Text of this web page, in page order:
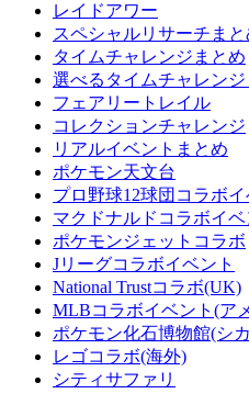
レイドアワー
スペシャルリサーチまと
タイムチャレンジまとめ
選べるタイムチャレンジ
フェアリートレイル
コレクションチャレンジ
リアルイベントまとめ
ポケモン天文台
プロ野球12球団コラボイ
マクドナルドコラボイベ
ポケモンジェットコラボ
Jリーグコラボイベント
National Trustコラボ(UK)
MLBコラボイベント(ア
ポケモン化石博物館(シ
レゴコラボ(海外)
シティサファリ